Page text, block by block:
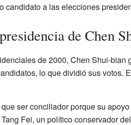
candidato a las elecciones
de Chen
de 2000, Chen Shui-
lo que dividió sus votos.
ser conciliador porque su
Fei, un político conservador